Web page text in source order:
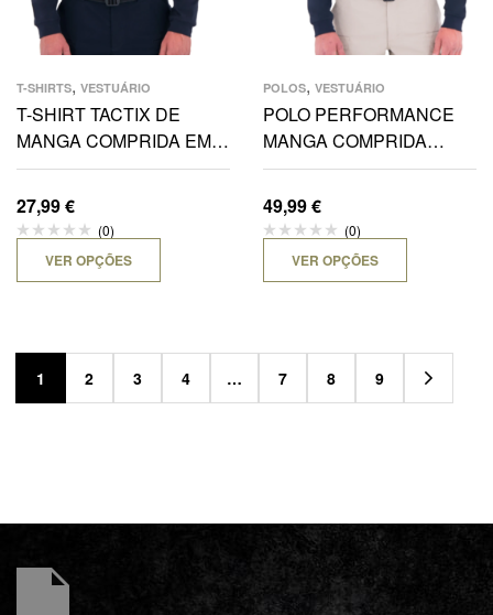
T-SHIRTS, VESTUÁRIO
T-SHIRT TACTIX DE
MANGA COMPRIDA EM
ALGODÃO
27,99€
(0)
VER OPÇÕES
POLOS, VESTUÁRIO
POLO PERFORMANCE
MANGA COMPRIDA
GUARDA PRISIONAL
49,99€
(0)
VER OPÇÕES
1 2 3 4 … 7 8 9